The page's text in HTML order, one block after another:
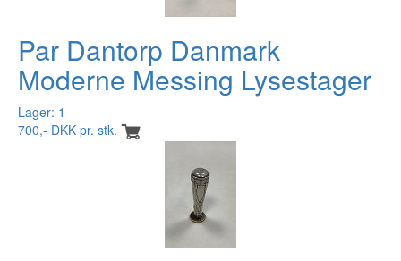
Par Dantorp Danmark
Moderne Messing Lysestager
Lager: 1
700,- DKK pr. stk.